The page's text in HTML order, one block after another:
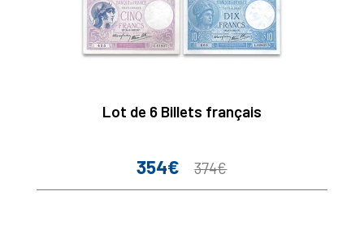
Lot de 6 Billets français
Prix
354€
Prix
374€